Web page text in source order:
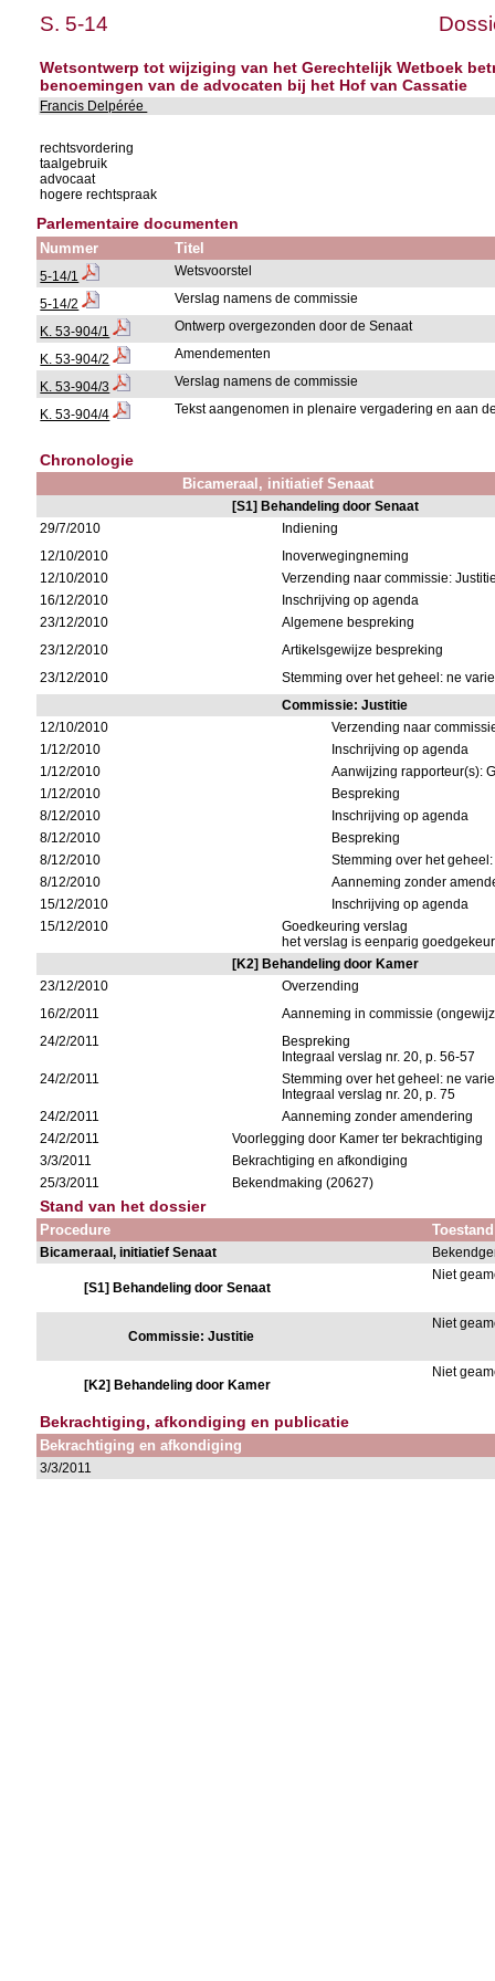
S. 5-14
Wetsontwerp tot wijziging van het Gerechtelijk Wetboek
benoemingen van de advocaten bij het Hof van Cassatie
Francis Delpérée
rechtsvordering
taalgebruik
advocaat
hogere rechtspraak
Parlementaire documenten
Nummer Titel
5-14/1 Wetsvoorstel
5-14/2 Verslag namens de commissie
K. 53-904/1 Ontwerp overgezonden door de Senaat
K. 53-904/2 Amendementen
K. 53-904/3 Verslag namens de commissie
K. 53-904/4 Tekst aangenomen in plenaire vergadering en aan
Chronologie
Bicameraal, initiatief Senaat
[S1] Behandeling door Senaat
29/7/2010
Indiening
12/10/2010
Inoverwegingneming
12/10/2010
Verzending naar commissie:
16/12/2010
Inschrijving op agenda
23/12/2010
Algemene bespreking
23/12/2010
Artikelsgewijze bespreking
23/12/2010
Stemming over het geheel: ne
Commissie: Justitie
12/10/2010
Verzending naar
1/12/2010
Inschrijving op agenda
1/12/2010
Aanwijzing rapporteur(s):
1/12/2010
Bespreking
8/12/2010
Inschrijving op agenda
8/12/2010
Bespreking
8/12/2010
Stemming over het
8/12/2010
Aanneming zonder
15/12/2010
Inschrijving op agenda
15/12/2010
Goedkeuring verslag
het verslag is eenparig
[K2] Behandeling door Kamer
23/12/2010
Overzending
16/2/2011
Aanneming in commissie
24/2/2011
Bespreking
Integraal verslag nr. 20, p. 56-57
24/2/2011
Stemming over het geheel: ne
Integraal verslag nr. 20, p. 75
24/2/2011
Aanneming zonder amendering
24/2/2011
Voorlegging door Kamer ter bekrachtiging
3/3/2011
Bekrachtiging en afkondiging
25/3/2011
Bekendmaking (20627)
Stand van het dossier
Procedure Toestand
Bicameraal, initiatief Senaat
[S1] Behandeling door Senaat
Niet
Commissie: Justitie
Niet
[K2] Behandeling door Kamer
Niet
Bekrachtiging, afkondiging en publicatie
Bekrachtiging en afkondiging
3/3/2011